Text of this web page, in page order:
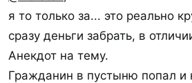
я то только за... это реально
сразу деньги забрать, в
Анекдот на тему.
Гражданин в пустыню попал и